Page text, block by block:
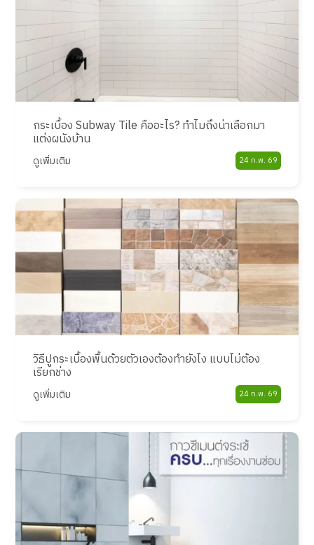
กระเบื้อง Subway Tile คืออะไร? ทำไมถึงน่าเลือกมา
แต่งผนังบ้าน
ดูเพิ่มเติม 24 ก.พ. 69
วิธีปูกระเบื้องพื้นด้วยตัวเองต้องทำยังไง แบบไม่ต้อง
เรียกช่าง
ดูเพิ่มเติม 24 ก.พ. 69